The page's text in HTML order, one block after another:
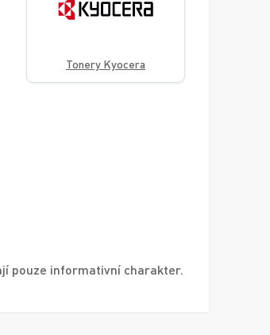
Tonery Kyocera
pouze informativní charakter.